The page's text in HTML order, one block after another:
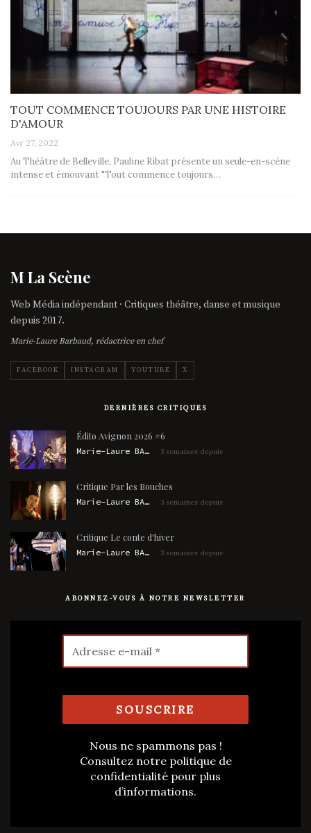
TOUT COMMENCE TOUJOURS PAR UNE HISTOIRE
D'AMOUR
Avr 27, 2022
Au Théâtre de Belleville, Pauline Ribat présente un seule-en-scène
intense et émouvant "Tout commence toujours…
M La Scène
Web Média indépendant · Critiques théâtre, danse et musique
depuis 2017.
Marie-Laure Barbaud, rédactrice en chef
FACEBOOK INSTAGRAM YOUTUBE X
DERNIÈRES CRITIQUES
Édito Avignon 2026 #6
Marie-Laure BARBAUD 3 semaines depuis
Critique Par les Bouches
Marie-Laure BARBAUD 3 semaines depuis
Critique Le conte d'hiver
Marie-Laure BARBAUD 3 semaines depuis
ABONNEZ-VOUS À NOTRE NEWSLETTER
Nous ne spammons pas !
Consultez notre politique de
confidentialité pour plus
d’informations.